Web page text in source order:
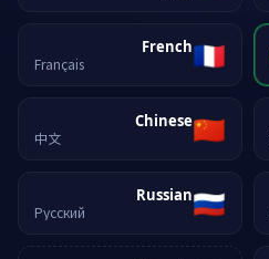
🇫🇷
French
Français
🇨🇳
Chinese
中文
🇷🇺
Russian
Русский